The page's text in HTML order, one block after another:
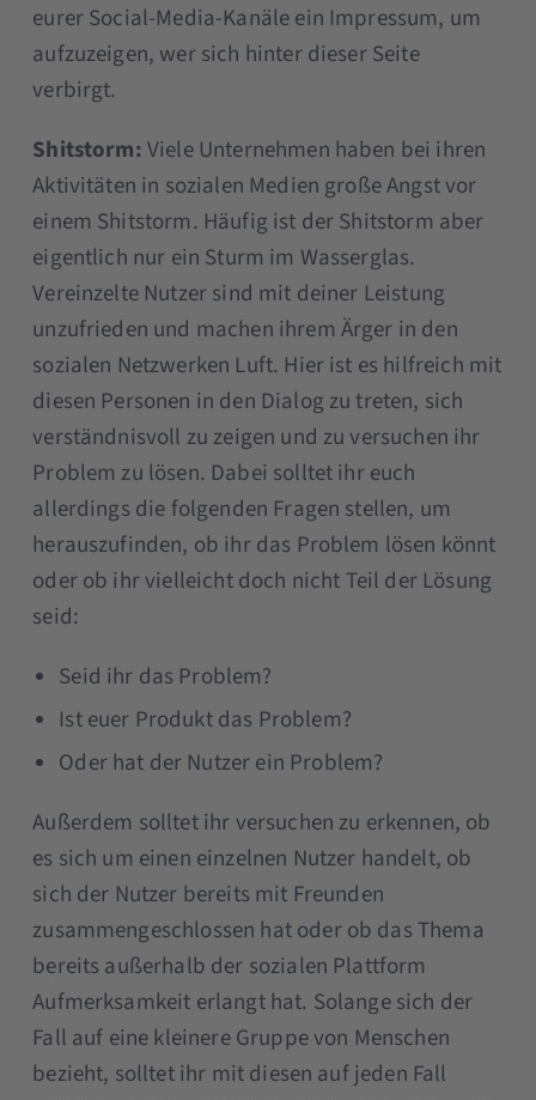
eurer Social-Media-Kanäle ein Impressum, um
aufzuzeigen, wer sich hinter dieser Seite
verbirgt.
Shitstorm:Viele Unternehmen haben bei ihren
Aktivitäten in sozialen Medien große Angst vor
einem Shitstorm. Häufig ist der Shitstorm aber
eigentlich nur ein Sturm im Wasserglas.
Vereinzelte Nutzer sind mit deiner Leistung
unzufrieden und machen ihrem Ärger in den
sozialen Netzwerken Luft. Hier ist es hilfreich mit
diesen Personen in den Dialog zu treten, sich
verständnisvoll zu zeigen und zu versuchen ihr
Problem zu lösen. Dabei solltet ihr euch
allerdings die folgenden Fragen stellen, um
herauszufinden, ob ihr das Problem lösen könnt
oder ob ihr vielleicht doch nicht Teil der Lösung
seid:
Seid ihr das Problem?
Ist euer Produkt das Problem?
Oder hat der Nutzer ein Problem?
Außerdem solltet ihr versuchen zu erkennen, ob
es sich um einen einzelnen Nutzer handelt, ob
sich der Nutzer bereits mit Freunden
zusammengeschlossen hat oder ob das Thema
bereits außerhalb der sozialen Plattform
Aufmerksamkeit erlangt hat. Solange sich der
Fall auf eine kleinere Gruppe von Menschen
bezieht, solltet ihr mit diesen auf jeden Fall